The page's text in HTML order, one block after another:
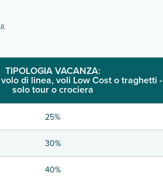
TIPOLOGIA VACANZA:
di linea, voli Low Cost o traghetti -
solo tour o crociera
25%
30%
40%